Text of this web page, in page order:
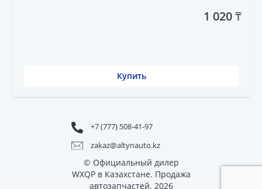
1 020 ₸
Купить
+7 (777) 508-41-97
zakaz@altynauto.kz
© Официальный дилер
WXQP в Казахстане. Продажа
автозапчастей. 2026